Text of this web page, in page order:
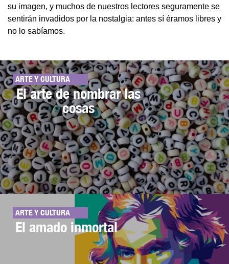
su imagen, y muchos de nuestros lectores seguramente se
sentirán invadidos por la nostalgia: antes sí éramos libres y
no lo sabíamos.
ARTE Y CULTURA
El arte de nombrar las
cosas
ARTE Y CULTURA
El amado inmortal